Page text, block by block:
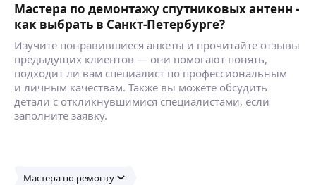
Мастера по демонтажу спутниковых антенн -
как выбрать в Санкт-Петербурге?
Изучите понравившиеся анкеты и прочитайте отзывы
предыдущих клиентов — они помогают понять,
подходит ли вам специалист по профессиональным
и личным качествам. Также вы можете обсудить
детали с откликнувшимися специалистами, если
заполните заявку.
Мастера по ремонту